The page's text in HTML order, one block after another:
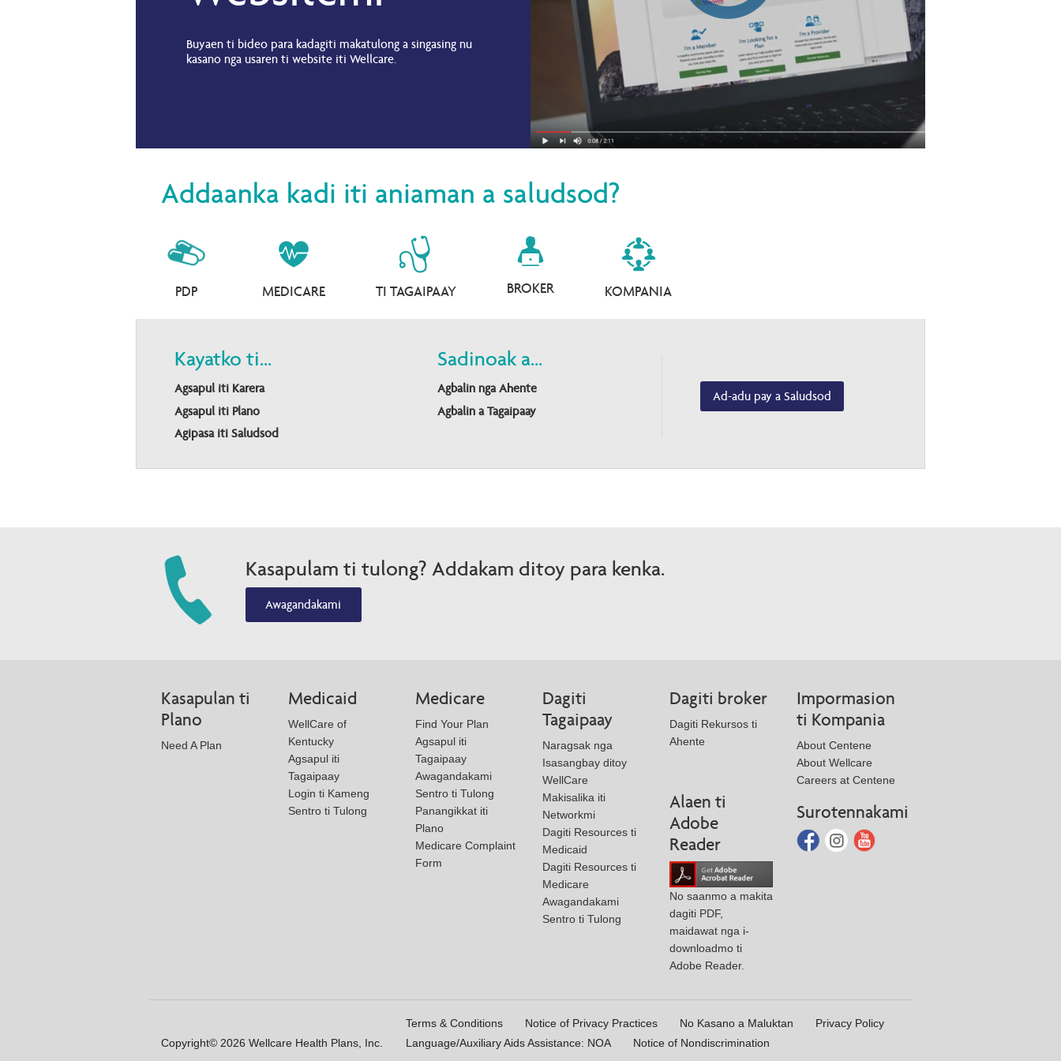
Wellcare Spendables®
Buyaen ti bideo para kadagiti makatulong a singasing nu
kasano nga usaren ti website iti Wellcare.
Addaanka kadi iti aniaman a saludsod?
PDP MEDICARE TI TAGAIPAAY BROKER KOMPANIA
Kayatko ti...
Agsapul iti Karera
Agsapul iti Plano
Agipasa iti Saludsod
Sadinoak a...
Agbalin nga Ahente
Agbalin a Tagaipaay
Ad-adu pay a Saludsod
Kasapulam ti tulong? Addakam ditoy para kenka.
Awagandakami
Kasapulan ti
Plano
Need A Plan
Medicaid
WellCare of
Kentucky
Agsapul iti
Tagaipaay
Login ti Kameng
Sentro ti Tulong
Medicare
Find Your Plan
Agsapul iti
Tagaipaay
Awagandakami
Sentro ti Tulong
Panangikkat iti
Plano
Medicare Complaint
Form
Dagiti
Tagaipaay
Naragsak nga
Isasangbay ditoy
WellCare
Makisalika iti
Networkmi
Dagiti Resources ti
Medicaid
Dagiti Resources ti
Medicare
Awagandakami
Sentro ti Tulong
Dagiti broker
Dagiti Rekursos ti
Ahente
Impormasion
ti Kompania
About Centene
About Wellcare
Careers at Centene
Alaen ti
Adobe
Reader
No saanmo a makita
dagiti PDF,
maidawat nga i-
downloadmo ti
Adobe Reader.
Surotennakami
Copyright© 2026 Wellcare Health Plans, Inc.
Terms & Conditions Notice of Privacy Practices No Kasano a Maluktan
Privacy Policy
Language/Auxiliary Aids Assistance: NOA
Notice of Nondiscrimination